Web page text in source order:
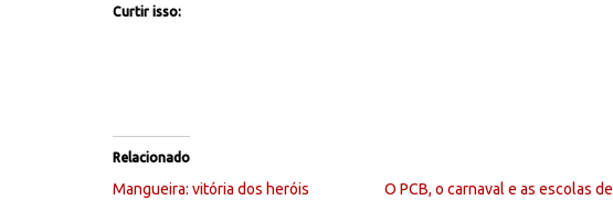
Curtir isso:
Relacionado
Mangueira: vitória dos heróis
O PCB, o carnaval e as escolas de